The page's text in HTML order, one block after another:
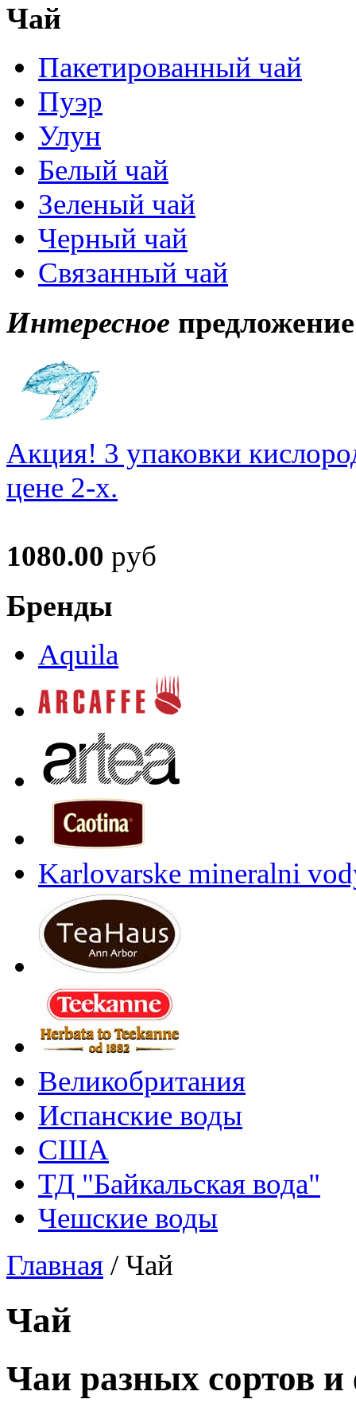
Чай
Пакетированный чай
Пуэр
Улун
Белый чай
Зеленый чай
Черный чай
Связанный чай
Интересное предложение
Акция! 3 упаковки
цене 2-х.
1080.00 руб
Бренды
Aquila
Karlovarske mineralni
Великобритания
Испанские воды
США
ТД "Байкальская вода"
Чешские воды
Главная /Чай
Чай
Чаи разных сортов и